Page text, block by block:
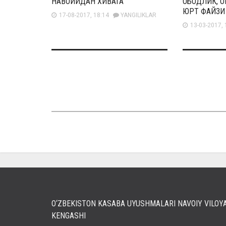
17-08-2017, 18:14 YANGILIKLAR
ЮРТ ФАЙЗИ
13-03-2017,
Кириш
O‘ZBEKISTON KASABA UYUSHMALARI NAVOIY
KENGASHI